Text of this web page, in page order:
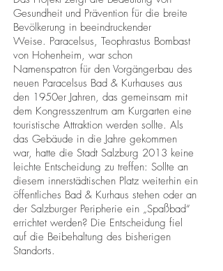
Gesundheit und Prävention für die breite
Bevölkerung in beeindruckender
Weise. Paracelsus, Teophrastus Bombast
von Hohenheim, war schon
Namenspatron für den Vorgängerbau des
neuen Paracelsus Bad & Kurhauses aus
den 1950er Jahren, das gemeinsam mit
dem Kongresszentrum am Kurgarten eine
touristische Attraktion werden sollte. Als
das Gebäude in die Jahre gekommen
war, hatte die Stadt Salzburg 2013 keine
leichte Entscheidung zu treffen: Sollte an
diesem innerstädtischen Platz weiterhin ein
öffentliches Bad & Kurhaus stehen oder an
der Salzburger Peripherie ein „Spaßbad“
errichtet werden? Die Entscheidung fiel
auf die Beibehaltung des bisherigen
Standorts.